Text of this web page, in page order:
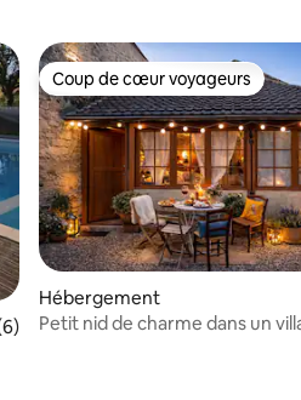
: 4,75 sur 5moyenne sur la base de 6
Coup de cœur voyageurs
Coup de cœur voyageurs
Hébergement
Petit nid de charme dans un